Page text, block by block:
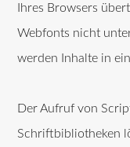
Ihres Browsers
Webfonts nicht
werden Inhalte in
Der Aufruf von
Schriftbibliotheken